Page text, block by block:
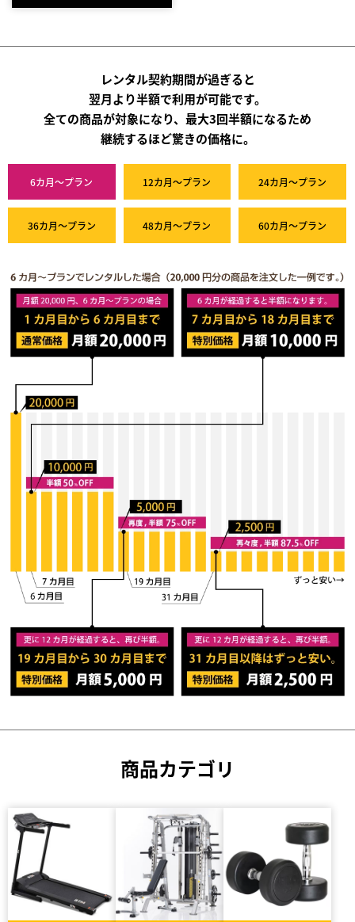
レンタル契約期間が過ぎると
翌月より半額で利用が可能です。
全ての商品が対象になり、最大3回半額になるため
継続するほど驚きの価格に。
6カ月～プラン 12カ月～プラン 24カ月～プラン
36カ月～プラン 48カ月～プラン 60カ月～プラン
商品カテゴリ